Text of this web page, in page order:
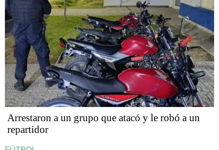
Arrestaron a un grupo que atacó y le robó a un
repartidor